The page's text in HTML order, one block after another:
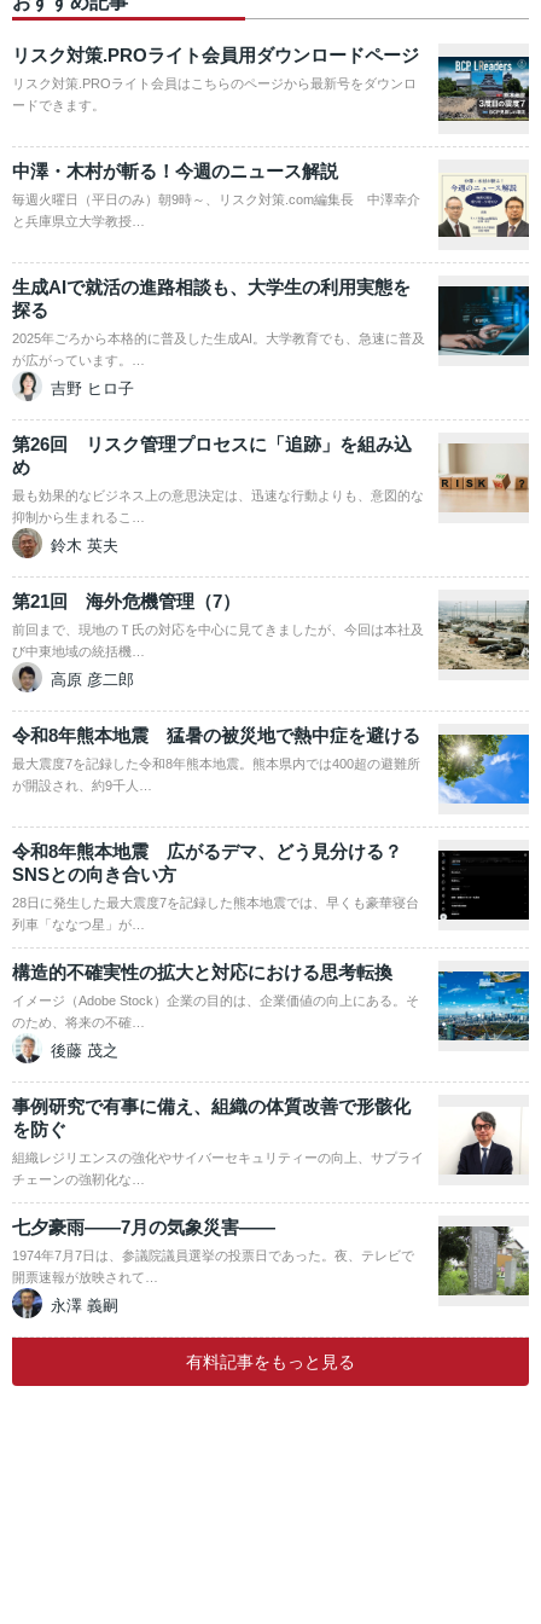
リスク対策.PROライト会員用ダウンロードページ
リスク対策.PROライト会員はこちらのページから最新号をダウンロ
ードできます。
中澤・木村が斬る！今週のニュース解説
毎週火曜日（平日のみ）朝9時～、リスク対策.com編集長 中澤幸介
と兵庫県立大学教授…
生成AIで就活の進路相談も、大学生の利用実態を
探る
2025年ごろから本格的に普及した生成AI。大学教育でも、急速に普及
が広がっています。…
吉野 ヒロ子
第26回 リスク管理プロセスに「追跡」を組み込
め
最も効果的なビジネス上の意思決定は、迅速な行動よりも、意図的な
抑制から生まれるこ…
鈴木 英夫
第21回 海外危機管理（7）
前回まで、現地のＴ氏の対応を中心に見てきましたが、今回は本社及
び中東地域の統括機…
高原 彦二郎
令和8年熊本地震 猛暑の被災地で熱中症を避ける
最大震度7を記録した令和8年熊本地震。熊本県内では400超の避難所
が開設され、約9千人…
令和8年熊本地震 広がるデマ、どう見分ける？
SNSとの向き合い方
28日に発生した最大震度7を記録した熊本地震では、早くも豪華寝台
列車「ななつ星」が…
構造的不確実性の拡大と対応における思考転換
イメージ（Adobe Stock）企業の目的は、企業価値の向上にある。そ
のため、将来の不確…
後藤 茂之
事例研究で有事に備え、組織の体質改善で形骸化
を防ぐ
組織レジリエンスの強化やサイバーセキュリティーの向上、サプライ
チェーンの強靭化な…
七夕豪雨――7月の気象災害――
1974年7月7日は、参議院議員選挙の投票日であった。夜、テレビで
開票速報が放映されて…
永澤 義嗣
有料記事をもっと見る